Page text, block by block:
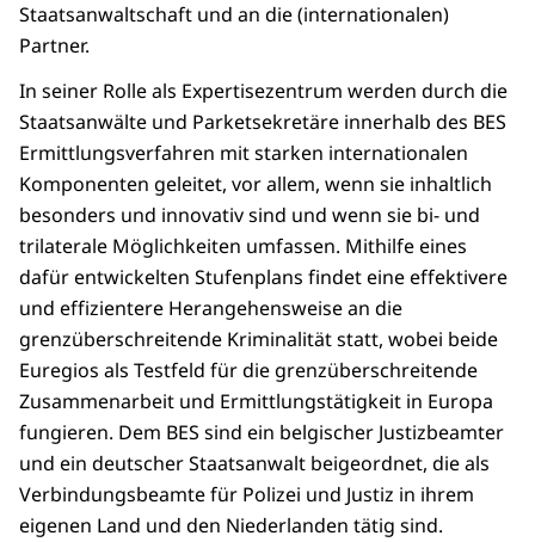
Staatsanwaltschaft und an die (internationalen)
Partner.
In seiner Rolle als Expertisezentrum werden durch die
Staatsanwälte und Parketsekretäre innerhalb des BES
Ermittlungsverfahren mit starken internationalen
Komponenten geleitet, vor allem, wenn sie inhaltlich
besonders und innovativ sind und wenn sie bi- und
trilaterale Möglichkeiten umfassen. Mithilfe eines
dafür entwickelten Stufenplans findet eine effektivere
und effizientere Herangehensweise an die
grenzüberschreitende Kriminalität statt, wobei beide
Euregios als Testfeld für die grenzüberschreitende
Zusammenarbeit und Ermittlungstätigkeit in Europa
fungieren. Dem BES sind ein belgischer Justizbeamter
und ein deutscher Staatsanwalt beigeordnet, die als
Verbindungsbeamte für Polizei und Justiz in ihrem
eigenen Land und den Niederlanden tätig sind.